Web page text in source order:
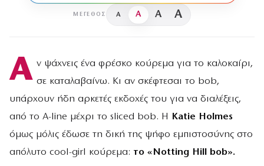
ΜΈΓΕΘΟΣ A A A A
Α ν ψάχνεις ένα φρέσκο κούρεμα για το καλοκαίρι,
σε καταλαβαίνω. Κι αν σκέφτεσαι το bob,
υπάρχουν ήδη αρκετές εκδοχές του για να διαλέξεις,
από το A-line μέχρι το sliced bob. Η
Katie Holmes
όμως μόλις έδωσε τη δική της ψήφο εμπιστοσύνης στο
απόλυτο cool-girl κούρεμα: το «Notting Hill bob».